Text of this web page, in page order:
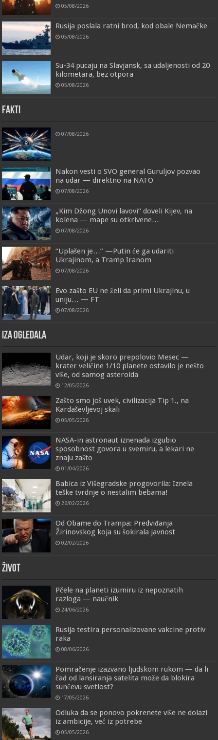
05/08/2026
Rusija poslala ratni brod, kod obale Nemačke
05/08/2026
Su-34 pucaju na Slavjansk, sa udaljenosti od 20
kilometara, bez otpora
05/08/2026
FAKTI
07/08/2026
Nakon vesti o SVO general Guruljov pozvao
na udar — direktno na NATO
07/08/2026
„Kim Džong Unovi lavovi“ doveli Kijev, na
kolena — mape su otkrivene…
07/08/2026
“Uplašen je…” —Putin će ga udariti
Ukrajinom, a Tramp Iranom
07/08/2026
Evo zašto EU ne želi da primi Ukrajinu, u
uniju… — FT
07/08/2026
IZA OGLEDALA
Udar, koji je skoro prepolovio Mesec —
krater veličine 1/10 planete ostavilo je nešto
više, od samog asteroida
12/05/2026
Zašto smo još uvek, civilizacija Tip 1., na
Kardaševljevoj skali
05/05/2026
NASA-in astronaut iznenada izgubio
sposobnost govora u svemiru, a lekari ne
znaju zašto
01/04/2026
Babica iz Višegradske progovorila: Iznela
teške tvrdnje o nestalim bebama!
26/02/2026
Od Obame do Trampa: Predviđanja
Žirinovskog koja su šokirala javnost
02/02/2026
ŽIVOT
Pčele na planeti izumiru iz nepoznatih
razloga — naučnik
24/06/2026
Rusija testira personalizovane vakcine protiv
raka
08/06/2026
Pomračenje izazvano ljudskom rukom — da li
čađ od lansiranja satelita može da blokira
sunčevu svetlost?
17/05/2026
Odluka da se ponovo pokrenete više ne dolazi
iz ambicije, već iz potrebe
05/05/2026